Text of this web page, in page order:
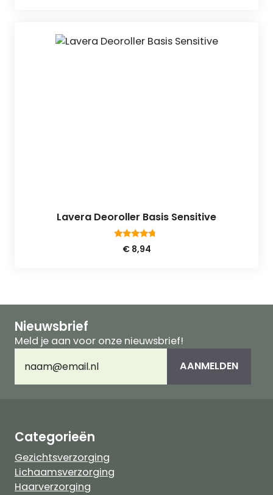
Lavera Deoroller Basis Sensitive
4.50
van 5
€8,94
Nieuwsbrief
Meld je aan voor onze nieuwsbrief!
mailadres(Vereist) AANMELDEN
Categorieën
Gezichtsverzorging
Lichaamsverzorging
Haarverzorging